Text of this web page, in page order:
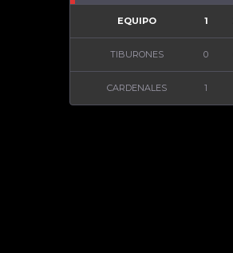
EQUIPO 1
TIBURONES 0
CARDENALES 1